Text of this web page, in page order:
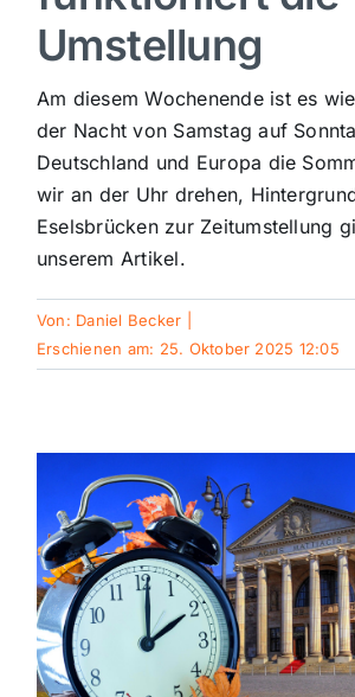
Panorama
Mein Stadtteil
Galerie
Themen und Termine
Gewinnspiele
Umstellung
Am diesem Wochenende ist es
der Nacht von Samstag auf
Deutschland und Europa die
wir an der Uhr drehen,
Eselsbrücken zur Zeitumstellung
unserem Artikel.
Von: Daniel Becker
Erschienen am: 25. Oktober 2025 12:05